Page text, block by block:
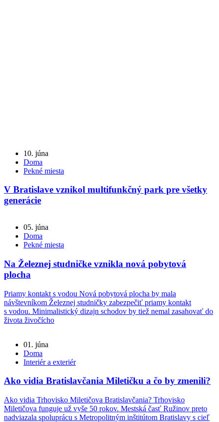
10. júna
Doma
Pekné miesta
V Bratislave vznikol multifunkčný park pre všetky
generácie
05. júna
Doma
Pekné miesta
Na Železnej studničke vznikla nová pobytová
plocha
Priamy kontakt s vodou Nová pobytová plocha by mala
návštevníkom Železnej studničky zabezpečiť priamy kontakt
s vodou. Minimalistický dizajn schodov by tiež nemal zasahovať do
života živočícho
01. júna
Doma
Interiér a exteriér
Ako vidia Bratislavčania Miletičku a čo by zmenili?
Ako vidia Trhovisko Miletičova Bratislavčania? Trhovisko
Miletičova funguje už vyše 50 rokov. Mestská časť Ružinov preto
nadviazala spoluprácu s Metropolitným inštitútom Bratislavy s cieľ